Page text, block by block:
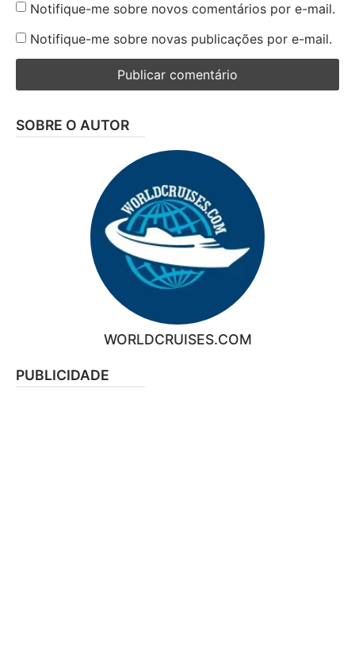
Notifique-me sobre novos comentários por e-mail.
Notifique-me sobre novas publicações por e-mail.
SOBRE O AUTOR
WORLDCRUISES.COM
PUBLICIDADE